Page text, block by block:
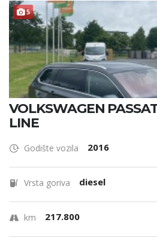
5
VOLKSWAGEN
LINE
Godište vozila 2016
Vrsta goriva diesel
km 217.800